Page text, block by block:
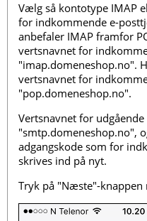
Vælg så kontotype IMAP
for indkommende e-
anbefaler IMAP framfor
vertsnavnet for
"imap.domeneshop.no".
vertsnavnet for
"pop.domeneshop.no".
Vertsnavnet for
"smtp.domeneshop.no",
adgangskode som for
skrives ind på nyt.
Tryk på "Næste"-knappen